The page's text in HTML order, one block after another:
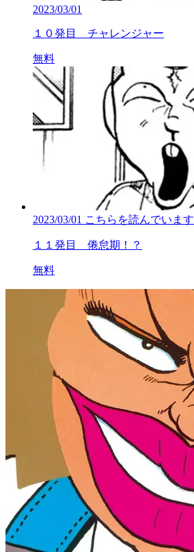
2023/03/01
１０発目 チャレンジャー
無料
2023/03/01 こちらを読んでいます
１１発目 倦怠期！？
無料